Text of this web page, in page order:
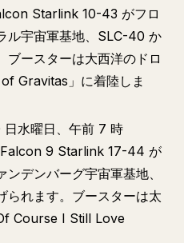
Starlink 10-43 がフロ
ル宇宙軍基地、SLC-40 か
ブースターは大西洋のドロ
Gravitas」に着陸しま
水曜日、午前 7 時
Falcon 9 Starlink 17-44 が
デンバーグ宇宙軍基地、
られます。ブースターは太
Course I Still Love